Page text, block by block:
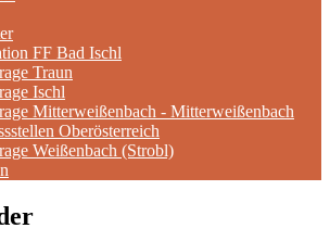
FF Bad Ischl
Traun
Ischl
Mitterweißenbach - Mitterweißenbach
Oberösterreich
Weißenbach (Strobl)